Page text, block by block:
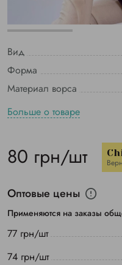
Вид
Форма
Материал ворса
Больше о товаре
80 грн/шт
Оптовые цены
Применяются на заказы
77 грн/шт
74 грн/шт